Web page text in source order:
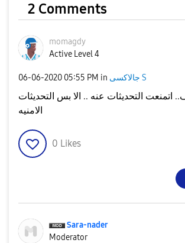
2 Comments
momagdy
Active Level 4
‎06-06-2020 05:55 PM in جالاكسى S
التحديثات عنه .. الا بس التحديثات
الامنيه
0 Likes
Sara-nader
Moderator